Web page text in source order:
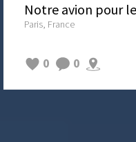
Notre avion pour
Paris, France
0 0